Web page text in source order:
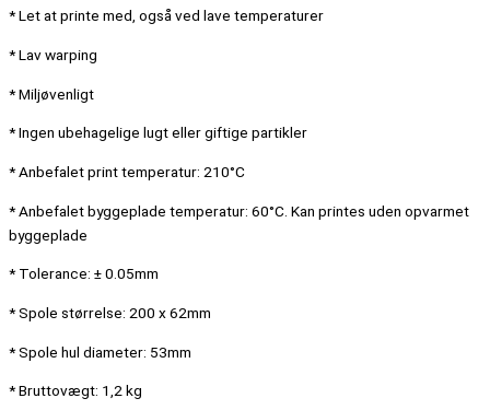
* Let at printe med, også ved lave temperaturer
* Lav warping
* Miljøvenligt
* Ingen ubehagelige lugt eller giftige partikler
* Anbefalet print temperatur: 210°C
* Anbefalet byggeplade temperatur: 60°C. Kan printes uden opvarmet
byggeplade
* Tolerance: ± 0.05mm
* Spole størrelse: 200 x 62mm
* Spole hul diameter: 53mm
* Bruttovægt: 1,2 kg